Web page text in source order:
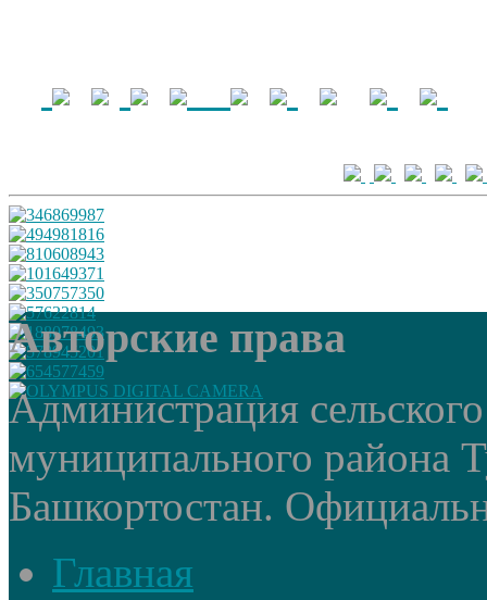
Авторские права
Администрация
муниципального района
Башкортостан.
Главная